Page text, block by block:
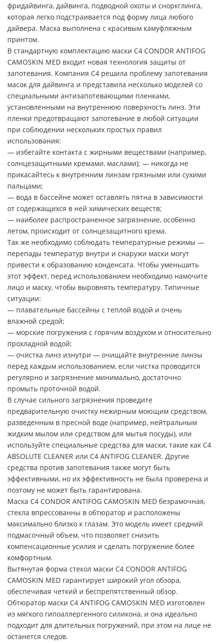
фридайвинга, дайвинга, подводной охоты и сноркглинга,
которая легко подстраивается под форму лица любого
дайвера. Маска выполнена с красивым камуфляжным
принтом.
В стандартную комплектацию маски C4 CONDOR ANTIFOG
CAMOSKIN MED входит новая технология защиты от
запотевания. Компания C4 решила проблему запотевания
масок для дайвинга и представила несколько моделей со
специальными антизапотевающими пленками,
установленными на внутреннюю поверхность линз. Эти
пленки предотвращают запотевание в любой ситуации
при соблюдении нескольких простых правил
использования:
— избегайте контакта с жирными веществами (например,
солнцезащитными кремами, маслами); — никогда не
прикасайтесь к внутренним линзам грязными или сухими
пальцами;
— вода в бассейне может оставлять пятна в зависимости
от содержащихся в ней химических веществ;
— наиболее распространенное загрязнение, особенно
летом, происходит от солнцезащитного крема.
Так же необходимо соблюдать температурные режимы —
перепады температур внутри и снаружи маски могут
привести к образованию конденсата. Чтобы уменьшить
этот эффект, перед использованием необходимо намочите
лицо и маску, чтобы выровнять температуру. Типичные
ситуации:
— плавательные бассейны с теплой водой и очень
влажной средой;
— морские погружения с горячим воздухом и относительно
прохладной водой;
— очистка линз изнутри — очищайте внутренние линзы
перед каждым использованием, если чистка проводится
регулярно и загрязнение минимально, достаточно
промыть проточной водой.
В случае сильного загрязнения проведите
предварительную очистку нежирным моющим средством,
разведенным в пресной воде (например, нейтральным
жидким мылом или средством для мытья посуды), или
используйте специальные средства для маски, такие как C4
ABSOLUTE CLEANER или C4 ANTIFOG CLEANER. Другие
средства против запотевания также могут быть
эффективными, но их эффективность не была проверена и
поэтому не может быть гарантирована.
Маска C4 CONDOR ANTIFOG CAMOSKIN MED безрамочная,
стекла впрессованны в обтюратор и расположены
максимально близко к глазам. Это модель имеет средний
подмасочный объем, что позволяет снизить
компенсационные усилия и сделать погружение более
комфортным.
Вытянутая форма стекол маски C4 CONDOR ANTIFOG
CAMOSKIN MED гарантирует широкий угол обзора,
обеспечивая четкий и беспрепятственный обзор.
Обтюратор маски C4 ANTIFOG CAMOSKIN MED изготовлен
из мягкого гипоаллергенного силикона, и она идеально
подходит для длительных погружений, при этом на лице не
останется следов.